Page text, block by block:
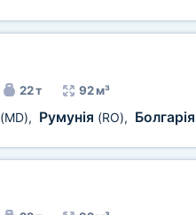
22 т 92 м³
(MD), Румунія (RO),